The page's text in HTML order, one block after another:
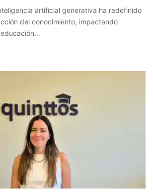
artificial generativa ha redefinido
del conocimiento, impactando